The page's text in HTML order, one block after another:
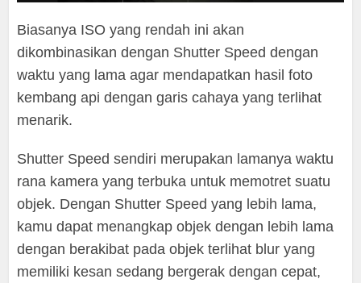
Biasanya ISO yang rendah ini akan
dikombinasikan dengan Shutter Speed dengan
waktu yang lama agar mendapatkan hasil foto
kembang api dengan garis cahaya yang terlihat
menarik.
Shutter Speed sendiri merupakan lamanya waktu
rana kamera yang terbuka untuk memotret suatu
objek. Dengan Shutter Speed yang lebih lama,
kamu dapat menangkap objek dengan lebih lama
dengan berakibat pada objek terlihat blur yang
memiliki kesan sedang bergerak dengan cepat,